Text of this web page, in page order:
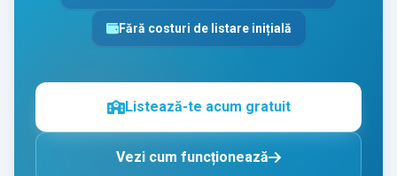
Fără costuri de listare inițială
Listează-te acum gratuit
Vezi cum funcționează